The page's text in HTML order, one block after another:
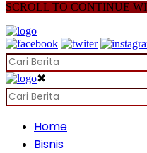
SCROLL TO CONTINUE
✖
Home
Bisnis